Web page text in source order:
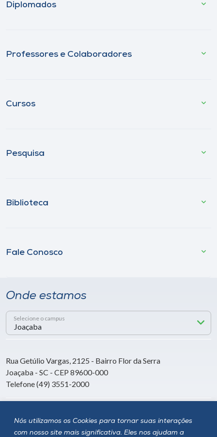
Nós utilizamos os Cookies para tornar suas interações
com nosso site mais significativa. Eles nos ajudam a
Diplomados
Professores e Colaboradores
Cursos
Pesquisa
Biblioteca
Fale Conosco
Onde estamos
Selecione o campus
Rua Getúlio Vargas, 2125 - Bairro Flor da Serra
Joaçaba - SC - CEP 89600-000
Telefone (49) 3551-2000
Siga a Unoesc